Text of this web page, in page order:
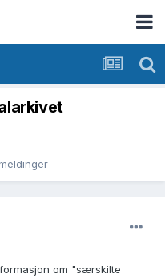
om "særskilte